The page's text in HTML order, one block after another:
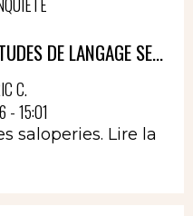
DE LANGAGE SE...
C.
15:01
saloperies. Lire la